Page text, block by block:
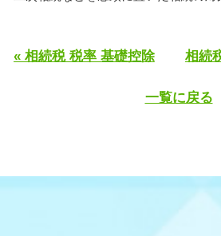
« 相続税 税率 基礎控除 相続
一覧に戻る